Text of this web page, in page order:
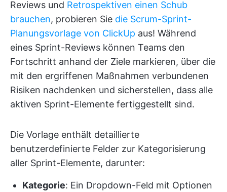
Reviews und Retrospektiven einen Schub
brauchen, probieren Sie die Scrum-Sprint-
Planungsvorlage von ClickUp aus! Während
eines Sprint-Reviews können Teams den
Fortschritt anhand der Ziele markieren, über die
mit den ergriffenen Maßnahmen verbundenen
Risiken nachdenken und sicherstellen, dass alle
aktiven Sprint-Elemente fertiggestellt sind.
Die Vorlage enthält detaillierte
benutzerdefinierte Felder zur Kategorisierung
aller Sprint-Elemente, darunter:
Kategorie: Ein Dropdown-Feld mit Optionen